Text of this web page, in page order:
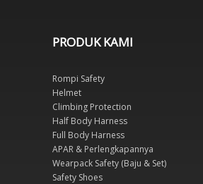
PRODUK KAMI
Rompi Safety
Helmet
Climbing Protection
Half Body Harness
Full Body Harness
APAR & Perlengkapannya
Wearpack Safety (Baju & Set)
Safety Shoes